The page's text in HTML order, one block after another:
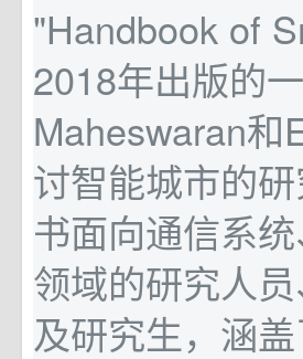
"Handbook of
2018年出版的
Maheswaran
讨智能城市的
书面向通信系
领域的研究人
及研究生，涵